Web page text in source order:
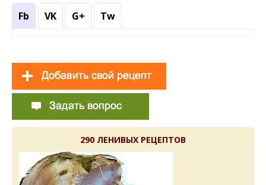
Fb VK G+ Tw
290 ЛЕНИВЫХ РЕЦЕПТОВ